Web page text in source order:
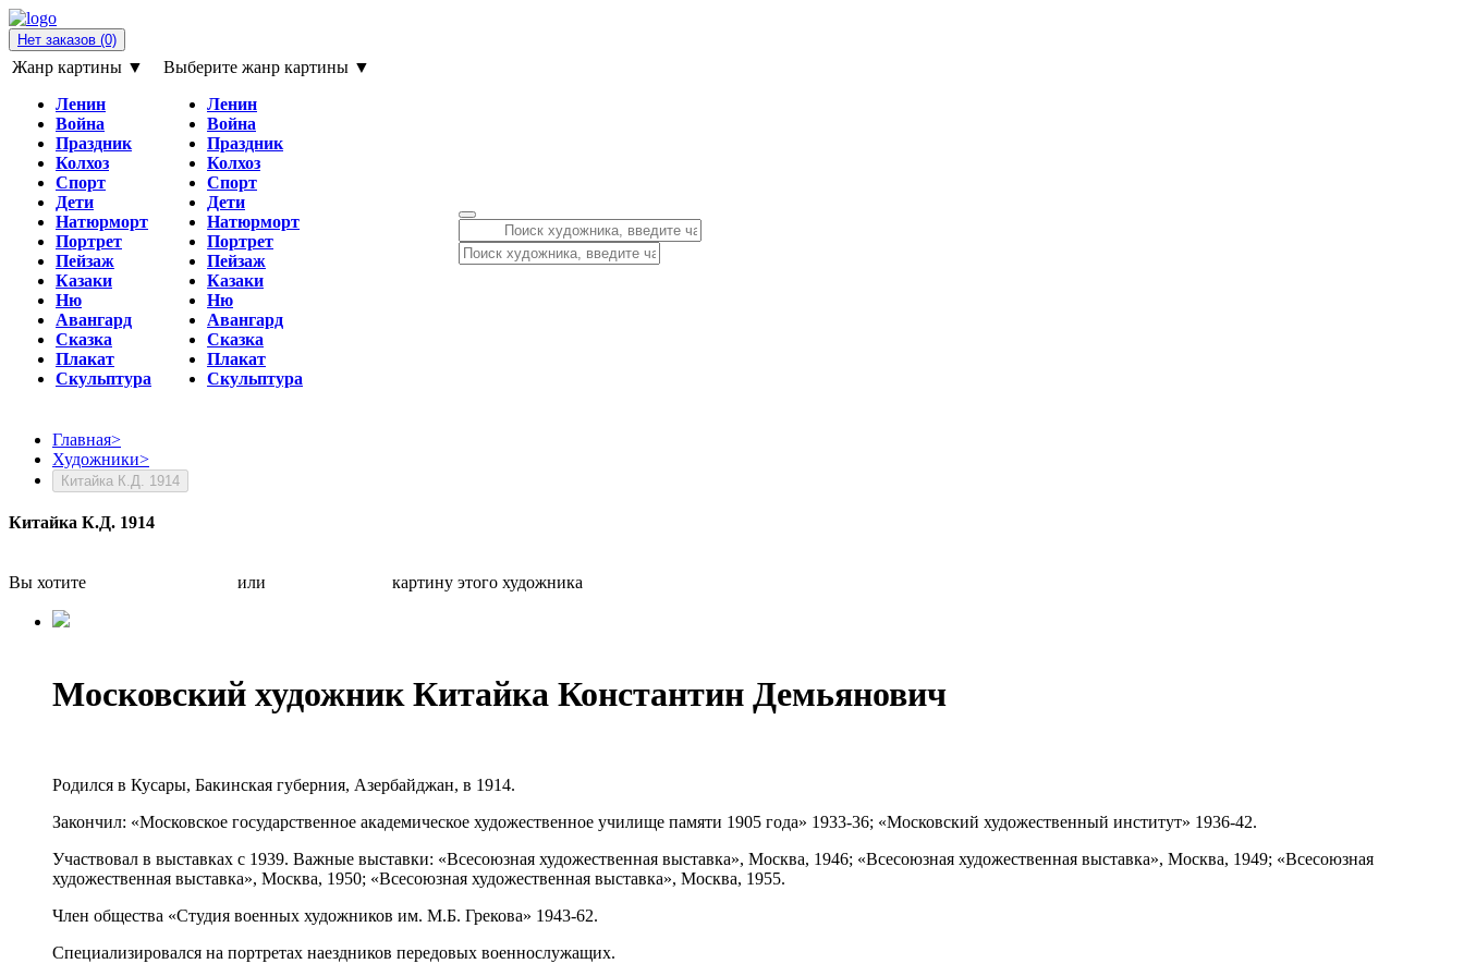
Нет заказов (0)
Жанр картины ▼
Ленин
Война
Праздник
Колхоз
Спорт
Дети
Натюрморт
Портрет
Пейзаж
Казаки
Ню
Авангард
Сказка
Плакат
Скульптура
Выберите жанр картины ▼
Ленин
Война
Праздник
Колхоз
Спорт
Дети
Натюрморт
Портрет
Пейзаж
Казаки
Ню
Авангард
Сказка
Плакат
Скульптура
Главная>
Художники>
Китайка К.Д. 1914
Китайка К.Д. 1914
Вы хотите или картину этого художника
Московский художник Китайка Константин Демьянович
Родился в Кусары, Бакинская губерния, Азербайджан, в 1914.
Закончил: «Московское государственное академическое художественное училище памяти 1905 года» 1933-36; «Московский художественный институт» 1936-42.
Участвовал в выставках с 1939. Важные выставки: «Всесоюзная художественная выставка», Москва, 1946; «Всесоюзная художественная выставка», Москва, 1949; «Всесоюзная
художественная выставка», Москва, 1950; «Всесоюзная художественная выставка», Москва, 1955.
Член общества «Студия военных художников им. М.Б. Грекова» 1943-62.
Специализировался на портретах наездников передовых военнослужащих.